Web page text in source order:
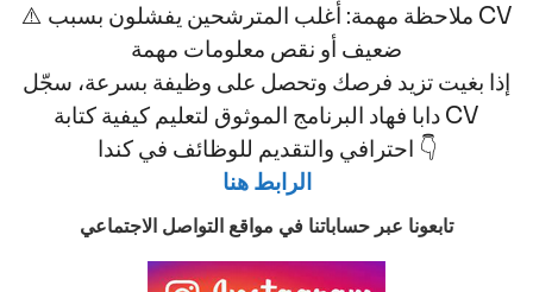
⚠️ ملاحظة مهمة: أغلب المترشحين يفشلون بسبب CV
ضعيف أو نقص معلومات مهمة
إذا بغيت تزيد فرصك وتحصل على وظيفة بسرعة، سجّل
دابا فهاد البرنامج الموثوق لتعليم كيفية كتابة CV
احترافي والتقديم للوظائف في كندا 👇
الرابط هنا
تابعونا عبر حساباتنا في مواقع التواصل الاجتماعي